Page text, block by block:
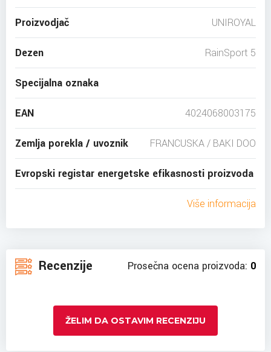
Proizvodjač UNIROYAL
Dezen RainSport 5
Specijalna oznaka
EAN 4024068003175
Zemlja porekla / uvoznik FRANCUSKA / BAKI DOO
Evropski registar energetske efikasnosti proizvoda
Više informacija
Recenzije Prosečna ocena proizvoda: 0
ŽELIM DA OSTAVIM RECENZIJU